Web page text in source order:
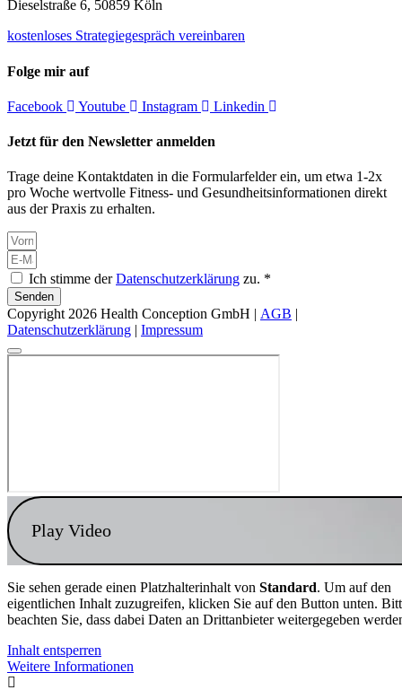
Dieselstraße 6, 50859 Köln
kostenloses Strategiegespräch vereinbaren
Folge mir auf
Facebook Youtube Instagram Linkedin
Jetzt für den Newsletter anmelden
Trage deine Kontaktdaten in die Formularfelder ein, um etwa 1-2x
pro Woche wertvolle Fitness- und Gesundheitsinformationen direkt
aus der Praxis zu erhalten.
Ich stimme derDatenschutzerklärung zu. *
Senden
Copyright 2026 Health Conception GmbH | AGB
Datenschutzerklärung
Impressum
Play Video
Sie sehen gerade einen Platzhalterinhalt von Standard. Um auf den
eigentlichen Inhalt zuzugreifen, klicken Sie auf den Button unten.
beachten Sie, dass dabei Daten an Drittanbieter weitergegeben
Inhalt entsperren
Weitere Informationen